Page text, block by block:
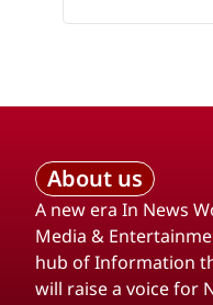
About us
A new era In News
Media &
hub of Information
will raise a voice for